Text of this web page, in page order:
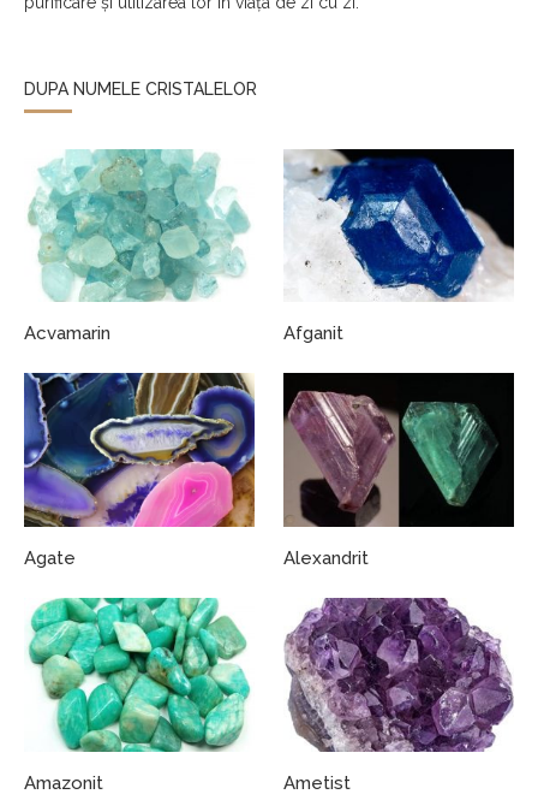
DUPA NUMELE CRISTALELOR
Acvamarin Afganit
Agate Alexandrit
Amazonit Ametist